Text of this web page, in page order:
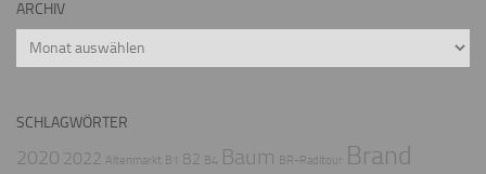
ARCHIV
Archiv
SCHLAGWÖRTER
2020 2022 Altenmarkt B1 B2 B4 Baum BR-Radltour Brand